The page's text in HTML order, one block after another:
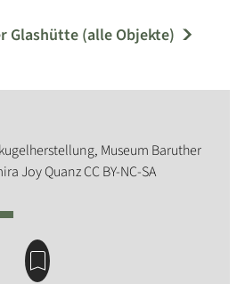
Glashütte (alle Objekte)